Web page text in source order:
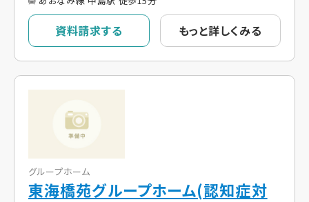
資料請求する もっと詳しくみる
グループホーム
東海橋苑グループホーム(認知症対